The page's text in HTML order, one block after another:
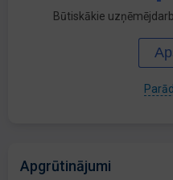
Būtiskākie
Apgrūtinājumi